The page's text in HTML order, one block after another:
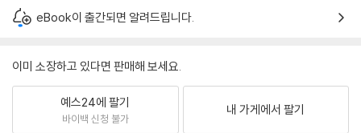
eBook이 출간되면 알려드립니다.
이미 소장하고 있다면 판매해 보세요.
예스24에 팔기
바이백 신청 불가
내 가게에서 팔기